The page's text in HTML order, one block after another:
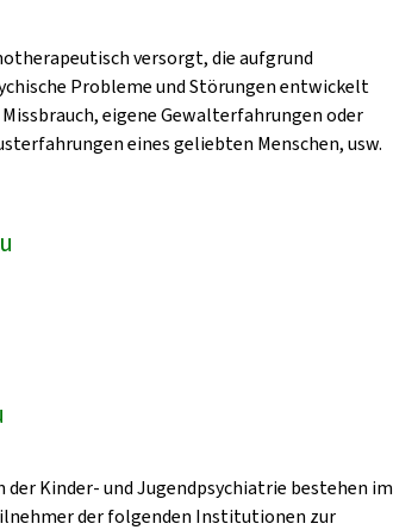
versorgt, die aufgrund
Probleme und Störungen entwickelt
eigene Gewalterfahrungen oder
eines geliebten Menschen, usw.
Kinder- und Jugendpsychiatrie bestehen im
der folgenden Institutionen zur